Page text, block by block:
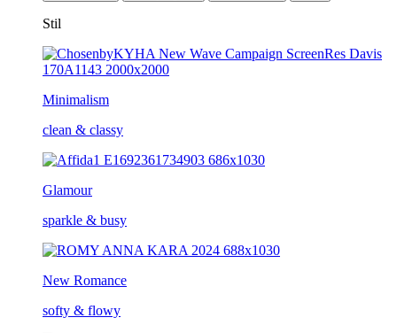
Stil
Minimalism
clean & classy
Glamour
sparkle & busy
New Romance
softy & flowy